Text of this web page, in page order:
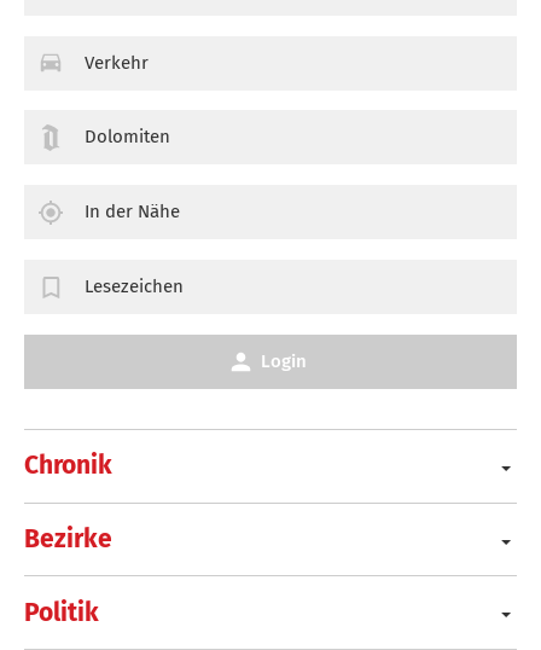
Chronik
Bezirke
Politik
Verkehr
Dolomiten
In der Nähe
Lesezeichen
Login